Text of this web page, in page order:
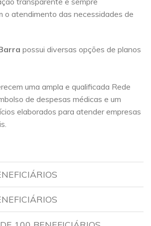
o atendimento das necessidades de
possui diversas opções de planos
uma ampla e qualificada Rede
de despesas médicas e um
elaborados para atender empresas